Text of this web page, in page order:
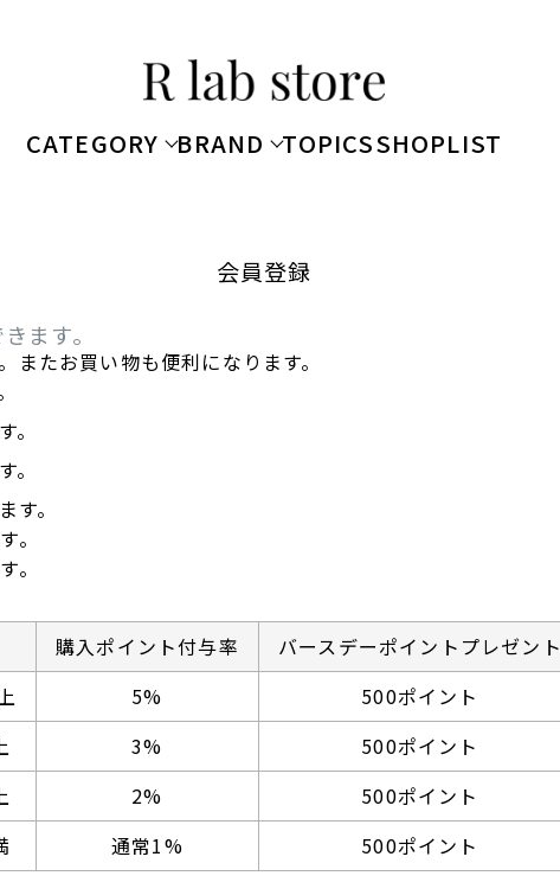
CATEGORY BRAND TOPICSSHOPLIST
会員登録
ます。
たお買い物も便利になります。
。
。
。
購入ポイント付与率 バースデーポイントプレゼント
5%
500ポイント
3%
500ポイント
2%
500ポイント
通常1% 500ポイント